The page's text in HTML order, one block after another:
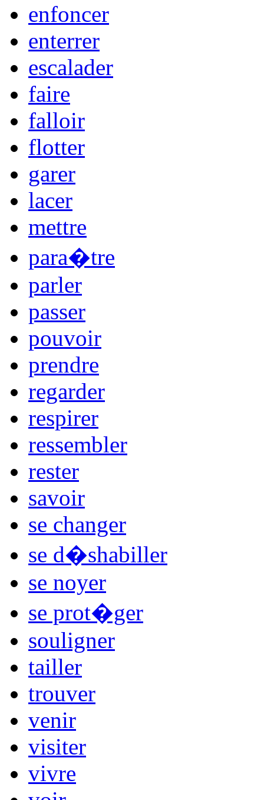
enfoncer
enterrer
escalader
faire
falloir
flotter
garer
lacer
mettre
para�tre
parler
passer
pouvoir
prendre
regarder
respirer
ressembler
rester
savoir
se changer
se d�shabiller
se noyer
se prot�ger
souligner
tailler
trouver
venir
visiter
vivre